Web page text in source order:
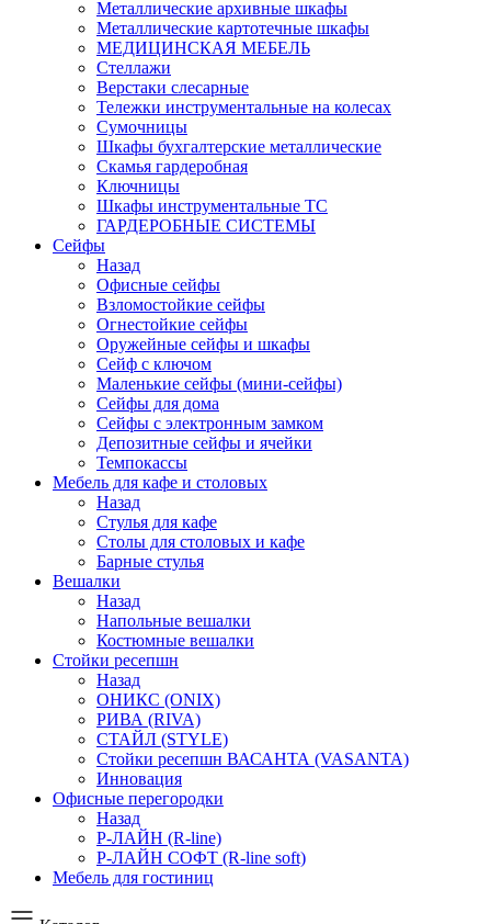
Металлические архивные шкафы
Металлические картотечные шкафы
МЕДИЦИНСКАЯ МЕБЕЛЬ
Стеллажи
Верстаки слесарные
Тележки инструментальные на колесах
Сумочницы
Шкафы бухгалтерские металлические
Скамья гардеробная
Ключницы
Шкафы инструментальные ТС
ГАРДЕРОБНЫЕ СИСТЕМЫ
Сейфы
Назад
Офисные сейфы
Взломостойкие сейфы
Огнестойкие сейфы
Оружейные сейфы и шкафы
Сейф с ключом
Маленькие сейфы (мини-сейфы)
Сейфы для дома
Сейфы с электронным замком
Депозитные сейфы и ячейки
Темпокассы
Мебель для кафе и столовых
Назад
Стулья для кафе
Столы для столовых и кафе
Барные стулья
Вешалки
Назад
Напольные вешалки
Костюмные вешалки
Стойки ресепшн
Назад
ОНИКС (ONIX)
РИВА (RIVA)
СТАЙЛ (STYLE)
Стойки ресепшн ВАСАНТА (VASANTA)
Инновация
Офисные перегородки
Назад
Р-ЛАЙН (R-line)
Р-ЛАЙН СОФТ (R-line soft)
Мебель для гостиниц